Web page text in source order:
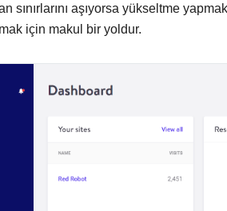
sınırlarını aşıyorsa yükseltme
için makul bir yoldur.